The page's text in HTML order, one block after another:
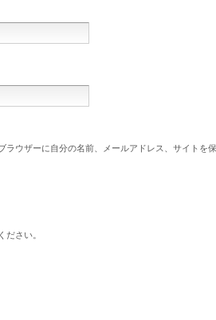
ラウザーに自分の名前、メールアドレス、サイトを
ださい。